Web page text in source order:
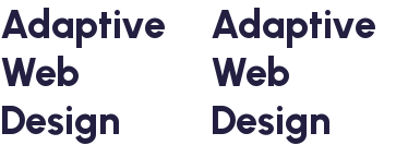
Adaptive
Web
Design
Adaptive
Web
Design